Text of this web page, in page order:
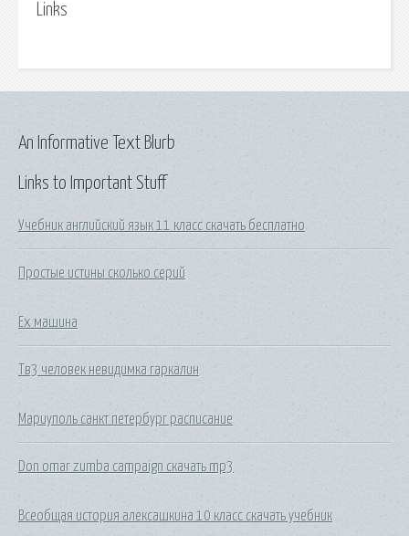
Links
Links to Important Stuff
Учебник английский язык 11 класс скачать бесплатно
Простые истины сколько серий
Ех машина
Тв3 человек невидимка гаркалин
Мариуполь санкт петербург расписание
Don omar zumba campaign скачать mp3
Всеобщая история алексашкина 10 класс скачать учебник
An Informative Text Blurb